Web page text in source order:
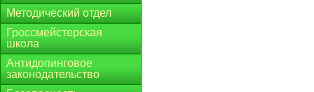
Методический отдел
Гроссмейстерская
школа
Антидопинговое
законодательство